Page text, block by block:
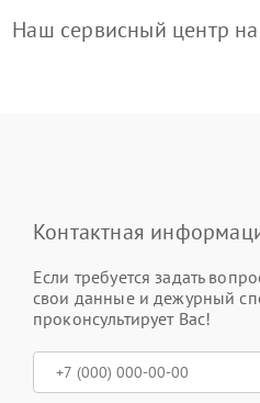
Наш сервисный центр
Контактная
Если требуется задать
свои данные и дежурный
проконсультирует Вас!